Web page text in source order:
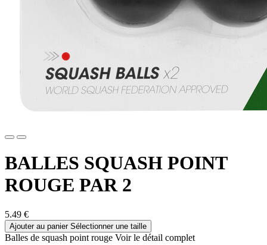
BALLES SQUASH POINT
ROUGE PAR 2
5.49 €
Ajouter au panier Sélectionner une taille
Balles de squash point rouge Voir le détail complet